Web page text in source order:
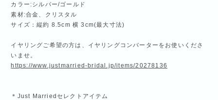
カラー:シルバー/ゴールド
素材:合金、クリスタル
サイズ：縦約 8.5cm 横 3cm(最大寸法)
イヤリングご希望の方は、イヤリングコンバーターをお使いくださ
いませ。
https://www.justmarried-bridal.jp/items/20278136
＊Just Marriedセレクトアイテム